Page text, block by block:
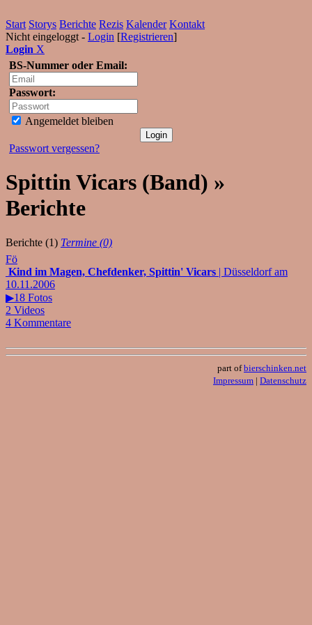
Start Storys Berichte Rezis Kalender Kontakt
Nicht eingeloggt - Login [Registrieren]
Login X
BS-Nummer oder Email:
Passwort:
Angemeldet bleiben
Passwort vergessen?
Spittin Vicars (Band) »
Berichte
Berichte (1) Termine (0)
Fö
Kind im Magen, Chefdenker, Spittin' Vicars | Düsseldorf am
10.11.2006
▶18 Fotos
2 Videos
4 Kommentare
part ofbierschinken.net
Impressum | Datenschutz